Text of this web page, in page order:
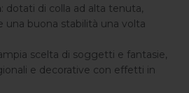
: dotati di colla ad alta tenuta,
una buona stabilità una volta
scelta di soggetti e fantasie,
e decorative con effetti in